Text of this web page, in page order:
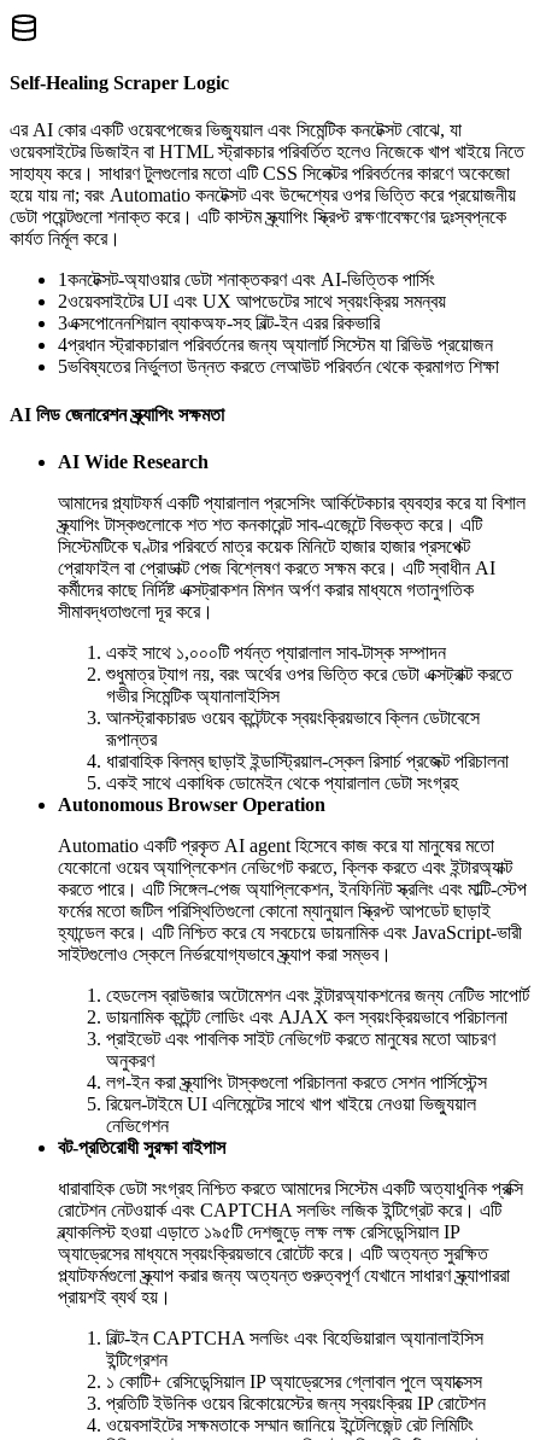
Self-Healing Scraper Logic
এর AI কোর একটি ওয়েবপেজের ভিজ্যুয়াল এবং সিমেন্টিক কনটেক্সট বোঝে, যা
ওয়েবসাইটের ডিজাইন বা HTML স্ট্রাকচার পরিবর্তিত হলেও নিজেকে খাপ খাইয়ে নিতে
সাহায্য করে। সাধারণ টুলগুলোর মতো এটি CSS সিলেক্টর পরিবর্তনের কারণে অকেজো
হয়ে যায় না; বরং Automatio কনটেক্সট এবং উদ্দেশ্যের ওপর ভিত্তি করে প্রয়োজনীয়
ডেটা পয়েন্টগুলো শনাক্ত করে। এটি কাস্টম স্ক্র্যাপিং স্ক্রিপ্ট রক্ষণাবেক্ষণের দুঃস্বপ্নকে
কার্যত নির্মূল করে।
1কনটেক্সট-অ্যাওয়ার ডেটা শনাক্তকরণ এবং AI-ভিত্তিক পার্সিং
2ওয়েবসাইটের UI এবং UX আপডেটের সাথে স্বয়ংক্রিয় সমন্বয়
3এক্সপোনেনশিয়াল ব্যাকঅফ-সহ বিল্ট-ইন এরর রিকভারি
4প্রধান স্ট্রাকচারাল পরিবর্তনের জন্য অ্যালার্ট সিস্টেম যা রিভিউ প্রয়োজন
5ভবিষ্যতের নির্ভুলতা উন্নত করতে লেআউট পরিবর্তন থেকে ক্রমাগত শিক্ষা
AI লিড জেনারেশন স্ক্র্যাপিং সক্ষমতা
AI Wide Research
আমাদের প্ল্যাটফর্ম একটি প্যারালাল প্রসেসিং আর্কিটেকচার ব্যবহার করে যা বিশাল
স্ক্র্যাপিং টাস্কগুলোকে শত শত কনকারেন্ট সাব-এজেন্টে বিভক্ত করে। এটি
সিস্টেমটিকে ঘণ্টার পরিবর্তে মাত্র কয়েক মিনিটে হাজার হাজার প্রসপেক্ট
প্রোফাইল বা প্রোডাক্ট পেজ বিশ্লেষণ করতে সক্ষম করে। এটি স্বাধীন AI
কর্মীদের কাছে নির্দিষ্ট এক্সট্রাকশন মিশন অর্পণ করার মাধ্যমে গতানুগতিক
সীমাবদ্ধতাগুলো দূর করে।
একই সাথে ১,০০০টি পর্যন্ত প্যারালাল সাব-টাস্ক সম্পাদন
শুধুমাত্র ট্যাগ নয়, বরং অর্থের ওপর ভিত্তি করে ডেটা এক্সট্রাক্ট করতে
গভীর সিমেন্টিক অ্যানালাইসিস
আনস্ট্রাকচারড ওয়েব কন্টেন্টকে স্বয়ংক্রিয়ভাবে ক্লিন ডেটাবেসে
রূপান্তর
ধারাবাহিক বিলম্ব ছাড়াই ইন্ডাস্ট্রিয়াল-স্কেল রিসার্চ প্রজেক্ট পরিচালনা
একই সাথে একাধিক ডোমেইন থেকে প্যারালাল ডেটা সংগ্রহ
Autonomous Browser Operation
Automatio একটি প্রকৃত AI agent হিসেবে কাজ করে যা মানুষের মতো
যেকোনো ওয়েব অ্যাপ্লিকেশন নেভিগেট করতে, ক্লিক করতে এবং ইন্টারঅ্যাক্ট
করতে পারে। এটি সিঙ্গেল-পেজ অ্যাপ্লিকেশন, ইনফিনিট স্ক্রলিং এবং মাল্টি-স্টেপ
ফর্মের মতো জটিল পরিস্থিতিগুলো কোনো ম্যানুয়াল স্ক্রিপ্ট আপডেট ছাড়াই
হ্যান্ডেল করে। এটি নিশ্চিত করে যে সবচেয়ে ডায়নামিক এবং JavaScript-ভারী
সাইটগুলোও স্কেলে নির্ভরযোগ্যভাবে স্ক্র্যাপ করা সম্ভব।
হেডলেস ব্রাউজার অটোমেশন এবং ইন্টারঅ্যাকশনের জন্য নেটিভ সাপোর্ট
ডায়নামিক কন্টেন্ট লোডিং এবং AJAX কল স্বয়ংক্রিয়ভাবে পরিচালনা
প্রাইভেট এবং পাবলিক সাইট নেভিগেট করতে মানুষের মতো আচরণ
অনুকরণ
লগ-ইন করা স্ক্র্যাপিং টাস্কগুলো পরিচালনা করতে সেশন পার্সিস্টেন্স
রিয়েল-টাইমে UI এলিমেন্টের সাথে খাপ খাইয়ে নেওয়া ভিজ্যুয়াল
নেভিগেশন
বট-প্রতিরোধী সুরক্ষা বাইপাস
ধারাবাহিক ডেটা সংগ্রহ নিশ্চিত করতে আমাদের সিস্টেম একটি অত্যাধুনিক প্রক্সি
রোটেশন নেটওয়ার্ক এবং CAPTCHA সলভিং লজিক ইন্টিগ্রেট করে। এটি
ব্ল্যাকলিস্ট হওয়া এড়াতে ১৯৫টি দেশজুড়ে লক্ষ লক্ষ রেসিডেন্সিয়াল IP
অ্যাড্রেসের মাধ্যমে স্বয়ংক্রিয়ভাবে রোটেট করে। এটি অত্যন্ত সুরক্ষিত
প্ল্যাটফর্মগুলো স্ক্র্যাপ করার জন্য অত্যন্ত গুরুত্বপূর্ণ যেখানে সাধারণ স্ক্র্যাপাররা
প্রায়শই ব্যর্থ হয়।
বিল্ট-ইন CAPTCHA সলভিং এবং বিহেভিয়ারাল অ্যানালাইসিস
ইন্টিগ্রেশন
১ কোটি+ রেসিডেন্সিয়াল IP অ্যাড্রেসের গ্লোবাল পুলে অ্যাক্সেস
প্রতিটি ইউনিক ওয়েব রিকোয়েস্টের জন্য স্বয়ংক্রিয় IP রোটেশন
ওয়েবসাইটের সক্ষমতাকে সম্মান জানিয়ে ইন্টেলিজেন্ট রেট লিমিটিং